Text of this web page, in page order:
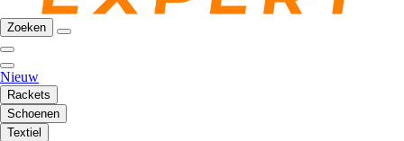
Zoeken
Nieuw
Rackets
Schoenen
Textiel